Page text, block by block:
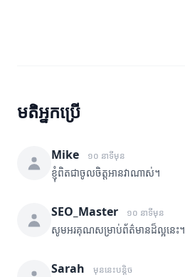
មតិអ្នកប្រើ
Mike ១០ នាទីមុន
ខ្ញុំពិតជាចូលចិត្តអានវាណាស់។
SEO_Master ១០ នាទីមុន
សូមអរគុណសម្រាប់ព័ត៌មានដ៏ល្អនេះ។
Sarah មុននេះបន្តិច